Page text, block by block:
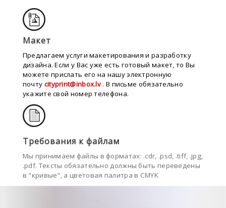
Макет
Предлaгаем услуги макетирования и разработку
дизайна. Если у Вас уже есть готовый макет,то Вы
можете прислать его на нашу электронную
почту cityprint@inbox.lv. В письме обязательно
укажите свой номер телефона.
Требования к файлам
Мы принимаем файлы в форматах: .cdr, .psd, .tiff, .jpg,
.pdf. Тексты обязательно должны быть переведены
в "кривые", а цветовая палитра в CMYK